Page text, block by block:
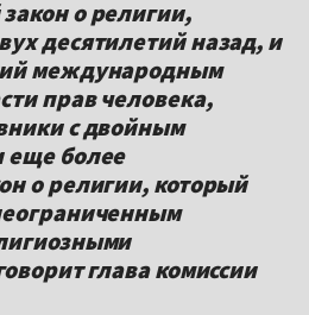
о религии,
десятилетий назад, и
международным
прав человека,
с двойным
еще более
о религии, который
глава комиссии